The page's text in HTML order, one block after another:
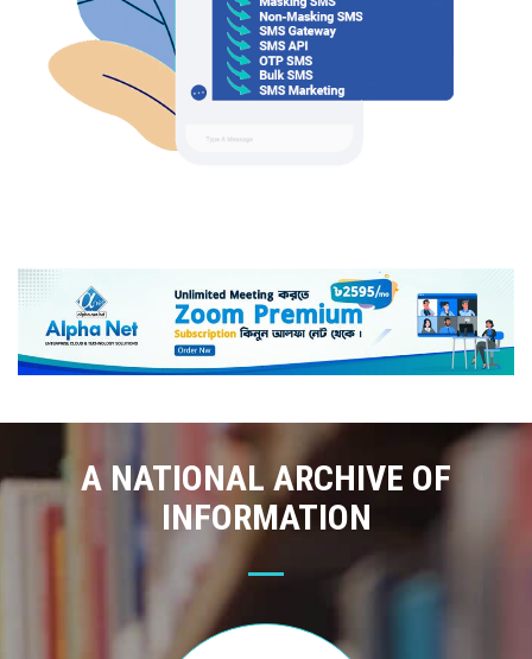
A NATIONAL ARCHIVE OF
INFORMATION